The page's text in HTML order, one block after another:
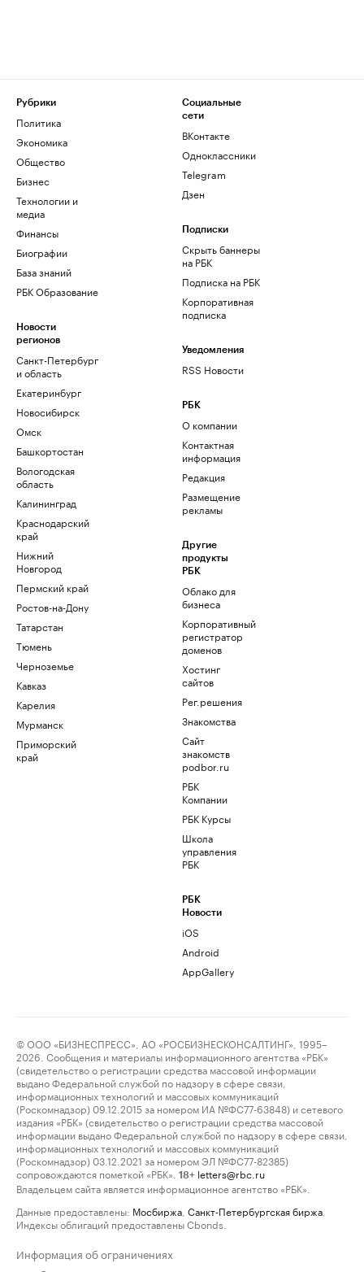
Рубрики
Политика
Экономика
Общество
Бизнес
Технологии и
медиа
Финансы
Биографии
База знаний
РБК Образование
Новости
регионов
Санкт-Петербург
и область
Екатеринбург
Новосибирск
Омск
Башкортостан
Вологодская
область
Калининград
Краснодарский
край
Нижний
Новгород
Пермский край
Ростов-на-Дону
Татарстан
Тюмень
Черноземье
Кавказ
Карелия
Мурманск
Приморский
край
Социальные
сети
ВКонтакте
Одноклассники
Telegram
Дзен
Подписки
Скрыть баннеры
на РБК
Подписка на РБК
Корпоративная
подписка
Уведомления
RSS Новости
РБК
О компании
Контактная
информация
Редакция
Размещение
рекламы
Другие
продукты
РБК
Облако для
бизнеса
Корпоративный
регистратор
доменов
Хостинг
сайтов
Рег.решения
Знакомства
Сайт
знакомств
podbor.ru
РБК
Компании
РБК Курсы
Школа
управления
РБК
РБК
Новости
iOS
Android
AppGallery
© ООО «БИЗНЕСПРЕСС», АО «РОСБИЗНЕСКОНСАЛТИНГ», 1995–
2026. Сообщения и материалы информационного агентства «РБК»
(свидетельство о регистрации средства массовой информации
выдано Федеральной службой по надзору в сфере связи,
информационных технологий и массовых коммуникаций
(Роскомнадзор) 09.12.2015 за номером ИА №ФС77-63848) и сетевого
издания «РБК» (свидетельство о регистрации средства массовой
информации выдано Федеральной службой по надзору в сфере связи,
информационных технологий и массовых коммуникаций
(Роскомнадзор) 03.12.2021 за номером ЭЛ №ФС77-82385)
сопровождаются пометкой «РБК».
18+ letters@rbc.ru
Владельцем сайта является информационное агентство «РБК».
Данные предоставлены: Мосбиржа Санкт-Петербургская биржа
Индексы облигаций предоставлены Cbonds.
Информация об ограничениях